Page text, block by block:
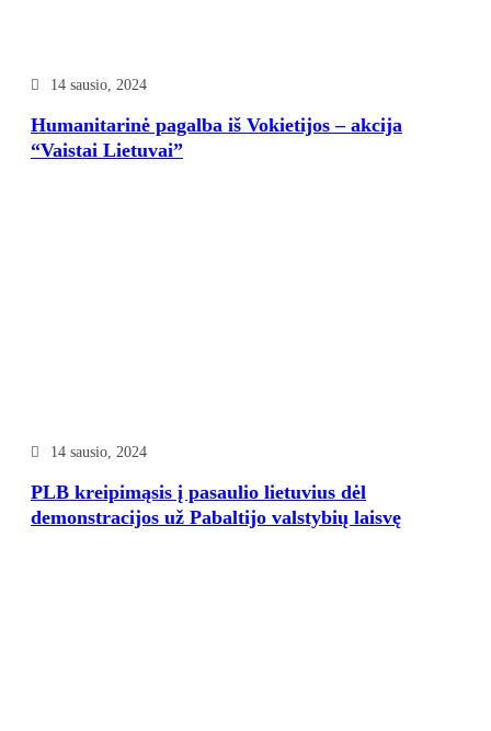
14 sausio, 2024
Humanitarinė pagalba iš Vokietijos – akcija
“Vaistai Lietuvai”
14 sausio, 2024
PLB kreipimąsis į pasaulio lietuvius dėl
demonstracijos už Pabaltijo valstybių laisvę